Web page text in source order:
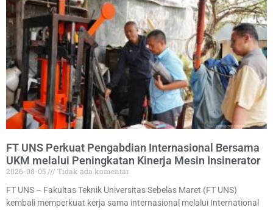
FT UNS Perkuat Pengabdian Internasional Bersama
UKM melalui Peningkatan Kinerja Mesin Insinerator
2026-08-05
Tidak ada komentar
FT UNS – Fakultas Teknik Universitas Sebelas Maret (FT UNS)
kembali memperkuat kerja sama internasional melalui International